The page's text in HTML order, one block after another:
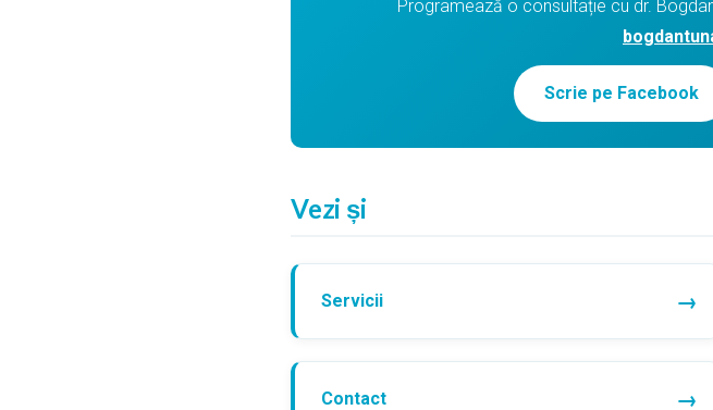
Programează o consultație cu dr.
Scrie pe Facebook
Vezi și
Servicii
Contact